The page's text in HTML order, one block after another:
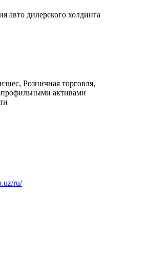
авто дилерского холдинга
Розничная торговля,
активами
ru/